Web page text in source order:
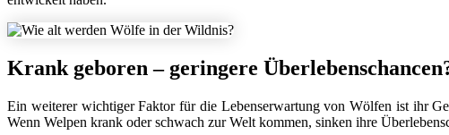
Krank geboren – geringere
Ein weiterer wichtiger Faktor für die Lebenserwartung von Wölfen ist ihr
Wenn Welpen krank oder schwach zur Welt kommen, sinken ihre